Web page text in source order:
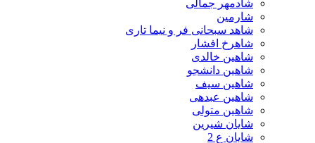
شادمهر جمالی
شارمین
شاهد سبحانی فر و نیما تاری
شاهرخ افشار
شاهین خالدی
شاهین دانشجو
شاهین سیف
شاهین عبدهی
شاهین متولی
شایان شیرین
شایان ع 2